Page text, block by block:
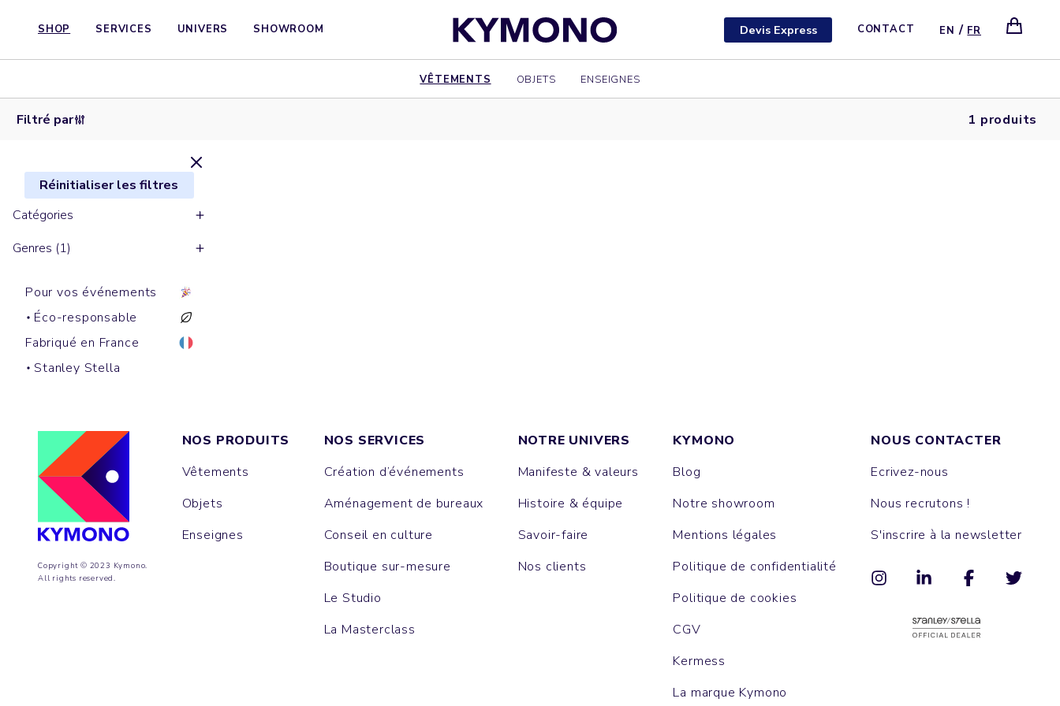
SHOP SERVICES UNIVERS SHOWROOM Devis Express CONTACT EN / FR
VÊTEMENTS OBJETS ENSEIGNES
Filtré par 1 produits
Réinitialiser les filtres
Catégories
Genres (1)
Pour vos événements
Éco-responsable
Fabriqué en France
Stanley Stella
BUCKET
Copyright © 2023 Kymono.
All rights reserved.
NOS PRODUITS
Vêtements
Objets
Enseignes
NOS SERVICES
Création d’événements
Aménagement de bureaux
Conseil en culture
Boutique sur-mesure
Le Studio
La Masterclass
NOTRE UNIVERS
Manifeste & valeurs
Histoire & équipe
Savoir-faire
Nos clients
KYMONO
Blog
Notre showroom
Mentions légales
Politique de confidentialité
Politique de cookies
CGV
Kermess
La marque Kymono
NOUS CONTACTER
Ecrivez-nous
Nous recrutons !
S'inscrire à la newsletter